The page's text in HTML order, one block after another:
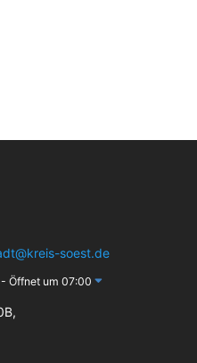
soest.de
- Öffnet um 07:00